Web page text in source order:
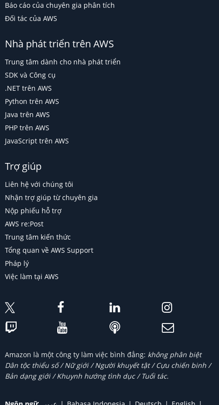
Báo cáo của chuyên gia phân tích
Đối tác của AWS
Nhà phát triển trên AWS
Trung tâm dành cho nhà phát triển
SDK và Công cụ
.NET trên AWS
Python trên AWS
Java trên AWS
PHP trên AWS
JavaScript trên AWS
Trợ giúp
Liên hệ với chúng tôi
Nhận trợ giúp từ chuyên gia
Nộp phiếu hỗ trợ
AWS re:Post
Trung tâm kiến thức
Tổng quan về AWS Support
Pháp lý
Việc làm tại AWS
Amazon là một công ty làm việc bình đẳng: không phân biệt
Dân tộc thiểu số / Nữ giới / Người khuyết tật / Cựu chiến binh /
Bản dạng giới / Khuynh hướng tình dục / Tuổi tác.